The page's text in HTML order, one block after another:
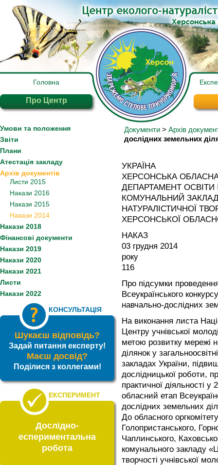
Головна
Про Центр
Умови та положення
Звіти
Плани
Атестація закладу
Архів документів
Листи 2015
Накази 2016
Накази 2015
Накази 2014
Накази 2018
Фінансові документи
Накази 2019
Накази 2020
Накази 2021
Листи
Накази 2022
КОНСУЛЬТАЦІЯ
Шукаєш відповідь?
Задай питання експерту!
Маєш досвід?
Поділися з коллегами!
ЕКСПЕРИМЕНТ
Дослідно-
еспериментальна
робота
Документи > Архів
дослідних земельних
УКРАЇНА
ХЕРСОНСЬКА
ДЕПАРТАМЕНТ ОСВІТИ
КОМУНАЛЬНИЙ
НАТУРАЛІСТИЧНОЇ
ХЕРСОНСЬКОЇ
НАКАЗ
03 грудня 2014
116
Про підсумки
Всеукраїнського конкурсу
навчально-дослідних
На виконання листа
Центру учнівської
метою розвитку мережі
ділянок у
закладах України,
дослідницької роботи,
практичної діяльності
обласний етап
дослідних земельних
До обласного
Голопристанського,
Чаплинського,
комунального закладу
творчості учнівської